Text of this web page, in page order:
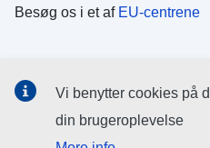
Besøg os i et af EU-centrene
Søg efter EU's sider på
Vi benytter cookies på
din brugeroplevelse